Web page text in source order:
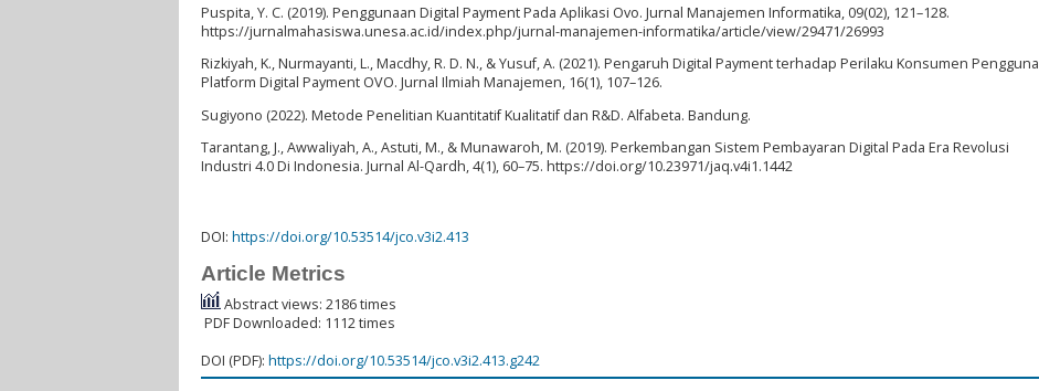
Puspita, Y. C. (2019). Penggunaan Digital Payment Pada Aplikasi Ovo. Jurnal Manajemen Informatika, 09(02), 121–128.
https://jurnalmahasiswa.unesa.ac.id/index.php/jurnal-manajemen-informatika/article/view/29471/26993
Rizkiyah, K., Nurmayanti, L., Macdhy, R. D. N., & Yusuf, A. (2021). Pengaruh Digital Payment terhadap Perilaku Konsumen Pengguna
Platform Digital Payment OVO. Jurnal Ilmiah Manajemen, 16(1), 107–126.
Sugiyono (2022). Metode Penelitian Kuantitatif Kualitatif dan R&D. Alfabeta. Bandung.
Tarantang, J., Awwaliyah, A., Astuti, M., & Munawaroh, M. (2019). Perkembangan Sistem Pembayaran Digital Pada Era Revolusi
Industri 4.0 Di Indonesia. Jurnal Al-Qardh, 4(1), 60–75. https://doi.org/10.23971/jaq.v4i1.1442
DOI: https://doi.org/10.53514/jco.v3i2.413
Article Metrics
Abstract views: 2186 times
PDF Downloaded: 1112 times
DOI (PDF): https://doi.org/10.53514/jco.v3i2.413.g242